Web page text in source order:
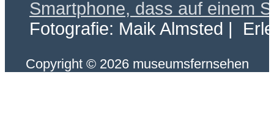
Fotografie: Maik Almsted |
Copyright © 2026 museumsfernsehen